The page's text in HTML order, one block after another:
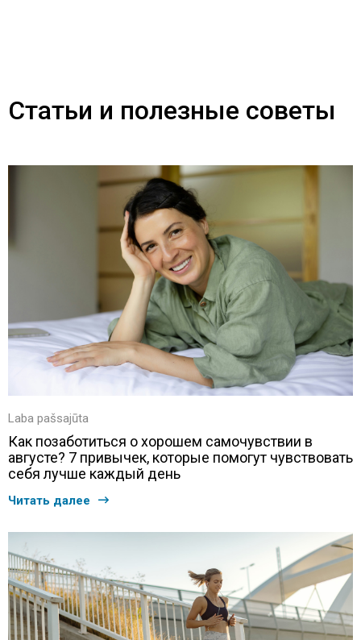
Статьи и полезные советы
Laba pašsajūta
Как позаботиться о хорошем самочувствии в
августе? 7 привычек, которые помогут чувствовать
себя лучше каждый день
Читать далее